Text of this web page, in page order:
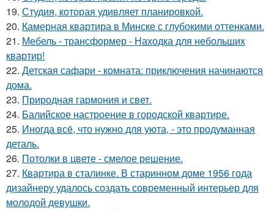
19. Студия, которая удивляет планировкой.
20. Камерная квартира в Минске с глубокими оттенками.
21. Мебель - трансформер - Находка для небольших
квартир!
22. Детская сафари - комната: приключения начинаются
дома.
23. Природная гармония и свет.
24. Балийское настроение в городской квартире.
25. Иногда всё, что нужно для уюта, - это продуманная
деталь.
26. Потолки в цвете - смелое решение.
27. Квартира в сталинке. В старинном доме 1956 года
дизайнеру удалось создать современный интерьер для
молодой девушки.